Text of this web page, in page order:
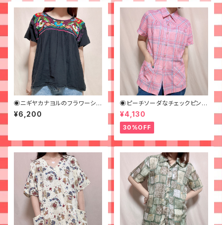
◉ニギヤカナヨルのフラワーシシ
ュウブラウス◉古着 刺繍 メ
キシカン
¥6,200
◉ピーチソーダなチェックピンク
シャツ◉古着 半袖シャツ
¥4,130
30%OFF